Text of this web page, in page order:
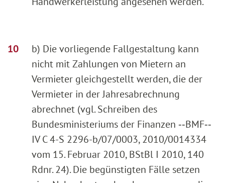
b) Die vorliegende Fallgestaltung kann
nicht mit Zahlungen von Mietern an
Vermieter gleichgestellt werden, die der
Vermieter in der Jahresabrechnung
abrechnet (vgl. Schreiben des
Bundesministeriums der Finanzen ‑‑BMF‑‑
IV C 4-S 2296-b/07/0003, 2010/0014334
vom 15. Februar 2010, BStBl I 2010, 140
Rdnr. 24). Die begünstigten Fälle setzen